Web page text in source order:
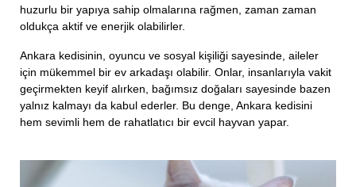
huzurlu bir yapıya sahip olmalarına rağmen, zaman zaman
oldukça aktif ve enerjik olabilirler.
Ankara kedisinin, oyuncu ve sosyal kişiliği sayesinde, aileler
için mükemmel bir ev arkadaşı olabilir. Onlar, insanlarıyla vakit
geçirmekten keyif alırken, bağımsız doğaları sayesinde bazen
yalnız kalmayı da kabul ederler. Bu denge, Ankara kedisini
hem sevimli hem de rahatlatıcı bir evcil hayvan yapar.